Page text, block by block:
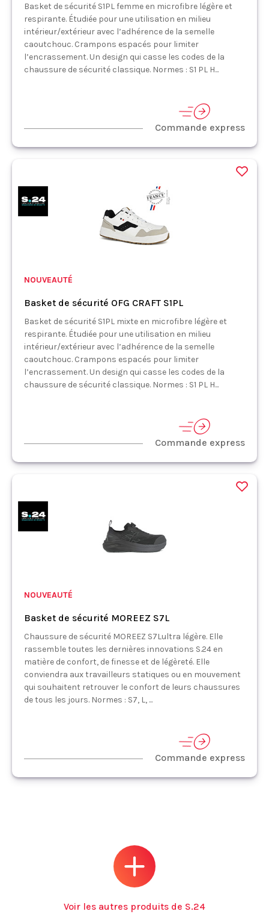
Basket de sécurité S1PL femme en microfibre légère et
respirante. Étudiée pour une utilisation en milieu
intérieur/extérieur avec l’adhérence de la semelle
caoutchouc. Crampons espacés pour limiter
l’encrassement. Un design qui casse les codes de la
chaussure de sécurité classique. Normes : S1 PL H...
Commande express
NOUVEAUTÉ
Basket de sécurité OFG CRAFT S1PL
Basket de sécurité S1PL mixte en microfibre légère et
respirante. Étudiée pour une utilisation en milieu
intérieur/extérieur avec l’adhérence de la semelle
caoutchouc. Crampons espacés pour limiter
l’encrassement. Un design qui casse les codes de la
chaussure de sécurité classique. Normes : S1 PL H...
Commande express
NOUVEAUTÉ
Basket de sécurité MOREEZ S7L
Chaussure de sécurité MOREEZ S7Lultra légère. Elle
rassemble toutes les dernières innovations S.24 en
matière de confort, de finesse et de légèreté. Elle
conviendra aux travailleurs statiques ou en mouvement
qui souhaitent retrouver le confort de leurs chaussures
de tous les jours. Normes : S7, L, ...
Commande express
Voir les autres produits de S.24